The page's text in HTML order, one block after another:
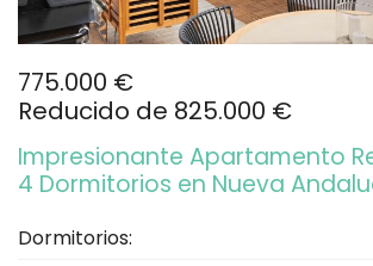
775.000 €
Reducido de 825.000 €
Impresionante Apartamento
4 Dormitorios en Nueva
Dormitorios: